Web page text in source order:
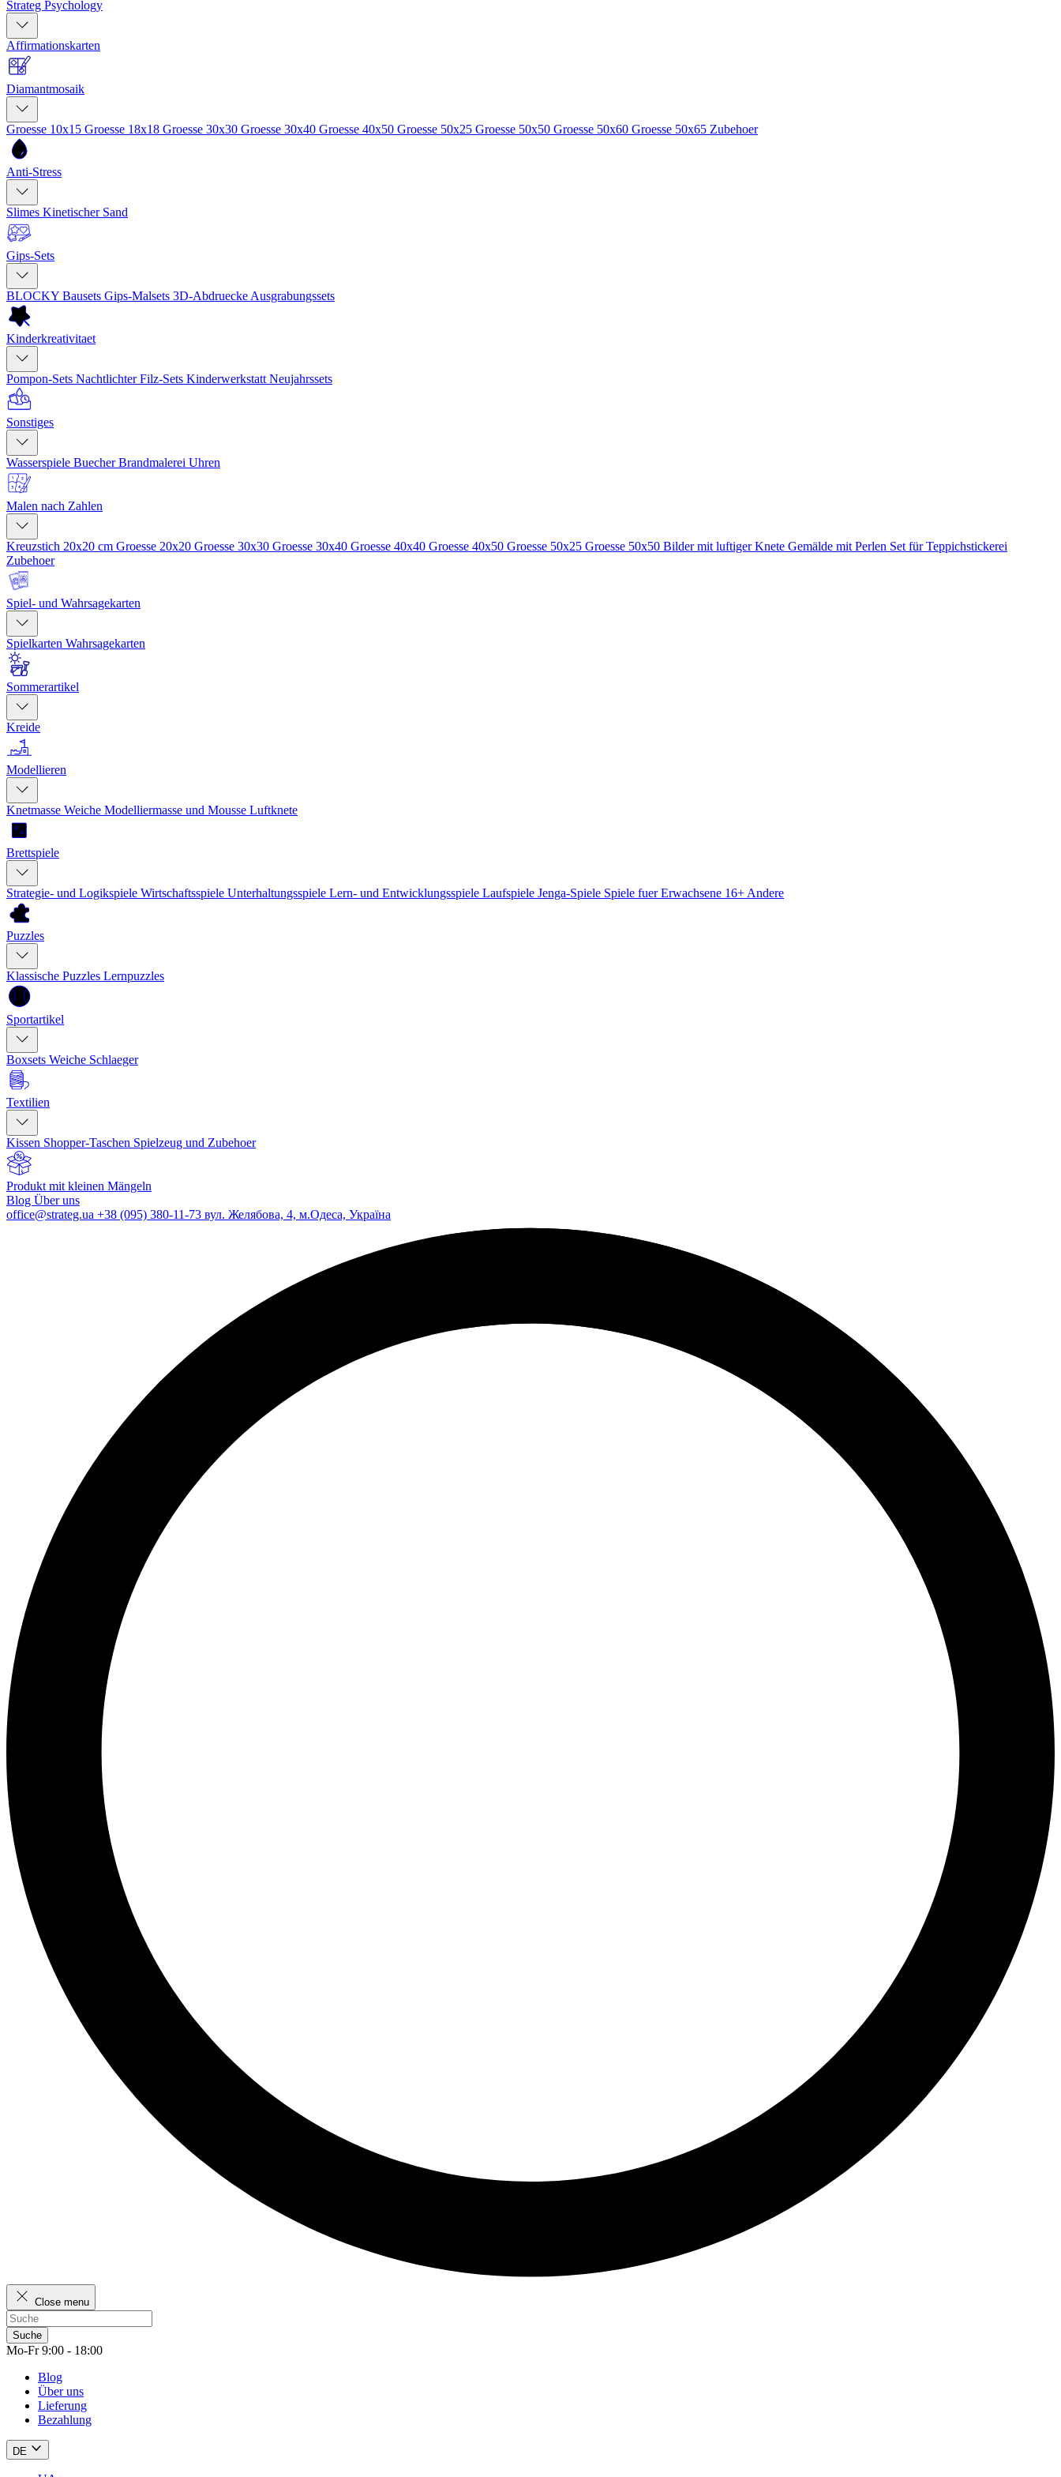
Strateg Psychology
Affirmationskarten
Diamantmosaik
Groesse 10x15 Groesse 18x18 Groesse 30x30 Groesse 30x40 Groesse 40x50 Groesse 50x25 Groesse 50x50 Groesse 50x60 Groesse 50x65 Zubehoer
Anti-Stress
Slimes Kinetischer Sand
Gips-Sets
BLOCKY Bausets Gips-Malsets 3D-Abdruecke Ausgrabungssets
Kinderkreativitaet
Pompon-Sets NachtlichterFilz-Sets Kinderwerkstatt Neujahrssets
Sonstiges
Wasserspiele BuecherBrandmalerei Uhren
Malen nach Zahlen
Kreuzstich 20x20 cm Groesse 20x20 Groesse 30x30 Groesse 30x40 Groesse 40x40 Groesse 40x50 Groesse 50x25 Groesse 50x50 Bilder mit luftiger Knete Gemälde mit Perlen Set für Teppichstickerei
Zubehoer
Spiel- und Wahrsagekarten
Spielkarten Wahrsagekarten
Sommerartikel
Kreide
Modellieren
Knetmasse Weiche Modelliermasse und Mousse Luftknete
Brettspiele
Strategie- und Logikspiele Wirtschaftsspiele Unterhaltungsspiele Lern- und Entwicklungsspiele Laufspiele Jenga-Spiele Spiele fuer Erwachsene 16+ Andere
Puzzles
Klassische Puzzles Lernpuzzles
Sportartikel
Boxsets Weiche Schlaeger
Textilien
Kissen Shopper-Taschen Spielzeug und Zubehoer
Produkt mit kleinen Mängeln
Blog Über uns
office@strateg.ua +38 (095) 380-11-73 вул. Желябова, 4, м.Одеса, Україна
Close menu
Suche
Mo-Fr 9:00 - 18:00
Blog
Über uns
Lieferung
Bezahlung
DE